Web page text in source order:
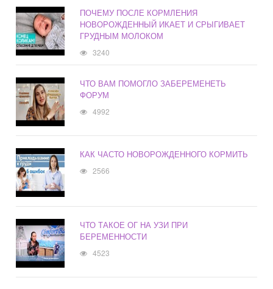
ПОЧЕМУ ПОСЛЕ КОРМЛЕНИЯ
НОВОРОЖДЕННЫЙ ИКАЕТ И СРЫГИВАЕТ
ГРУДНЫМ МОЛОКОМ
3240
ЧТО ВАМ ПОМОГЛО ЗАБЕРЕМЕНЕТЬ
ФОРУМ
4992
КАК ЧАСТО НОВОРОЖДЕННОГО КОРМИТЬ
2566
ЧТО ТАКОЕ ОГ НА УЗИ ПРИ
БЕРЕМЕННОСТИ
4523